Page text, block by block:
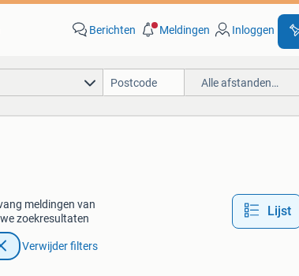
Berichten Meldingen Inloggen
Alle afstanden…
meldingen van
zoekresultaten
Lijst
Verwijder filters